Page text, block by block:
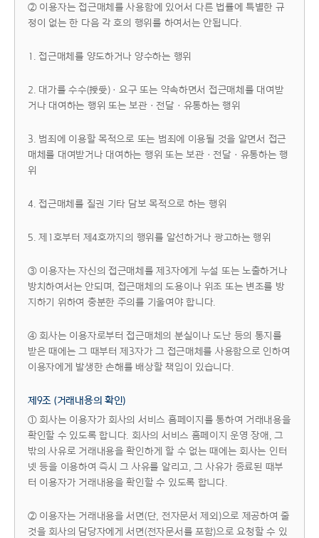
② 이용자는 접근매체를 사용함에 있어서 다른 법률에 특별한 규
정이 없는 한 다음 각 호의 행위를 하여서는 안됩니다.
1. 접근매체를 양도하거나 양수하는 행위
2. 대가를 수수(授受)ㆍ요구 또는 약속하면서 접근매체를 대여받
거나 대여하는 행위 또는 보관ㆍ전달ㆍ유통하는 행위
3. 범죄에 이용할 목적으로 또는 범죄에 이용될 것을 알면서 접근
매체를 대여받거나 대여하는 행위 또는 보관ㆍ전달ㆍ유통하는 행
위
4. 접근매체를 질권 기타 담보 목적으로 하는 행위
5. 제1호부터 제4호까지의 행위를 알선하거나 광고하는 행위
③ 이용자는 자신의 접근매체를 제3자에게 누설 또는 노출하거나
방치하여서는 안되며, 접근매체의 도용이나 위조 또는 변조를 방
지하기 위하여 충분한 주의를 기울여야 합니다.
④ 회사는 이용자로부터 접근매체의 분실이나 도난 등의 통지를
받은 때에는 그 때부터 제3자가 그 접근매체를 사용함으로 인하여
이용자에게 발생한 손해를 배상할 책임이 있습니다.
제9조 (거래내용의 확인)
① 회사는 이용자가 회사의 서비스 홈페이지를 통하여 거래내용을
확인할 수 있도록 합니다. 회사의 서비스 홈페이지 운영 장애, 그
밖의 사유로 거래내용을 확인하게 할 수 없는 때에는 회사는 인터
넷 등을 이용하여 즉시 그 사유를 알리고, 그 사유가 종료된 때부
터 이용자가 거래내용을 확인할 수 있도록 합니다.
② 이용자는 거래내용을 서면(단, 전자문서 제외)으로 제공하여 줄
것을 회사의 담당자에게 서면(전자문서를 포함)으로 요청할 수 있